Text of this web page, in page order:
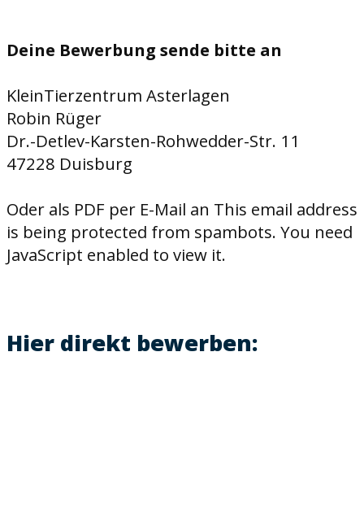
Deine Bewerbung sende bitte an
KleinTierzentrum Asterlagen
Robin Rüger
Dr.-Detlev-Karsten-Rohwedder-Str. 11
47228 Duisburg
Oder als PDF per E-Mail an This email address
is being protected from spambots. You need
JavaScript enabled to view it.
Hier direkt bewerben: